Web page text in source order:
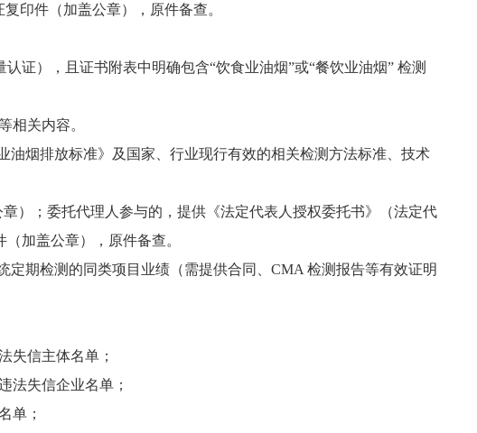
印件（加盖公章），原件备查。
证），且证书附表中明确包含“饮食业油烟”或“餐饮业油烟” 检测
相关内容。
油烟排放标准》及国家、行业现行有效的相关检测方法标准、技术
）；委托代理人参与的，提供《法定代表人授权委托书》（法定代
加盖公章），原件备查。
定期检测的同类项目业绩（需提供合同、CMA 检测报告等有效证明
失信主体名单；
法失信企业名单；
单；